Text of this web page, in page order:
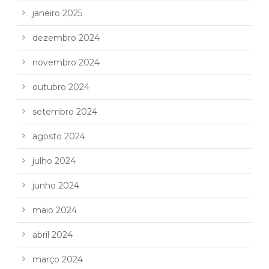
janeiro 2025
dezembro 2024
novembro 2024
outubro 2024
setembro 2024
agosto 2024
julho 2024
junho 2024
maio 2024
abril 2024
março 2024